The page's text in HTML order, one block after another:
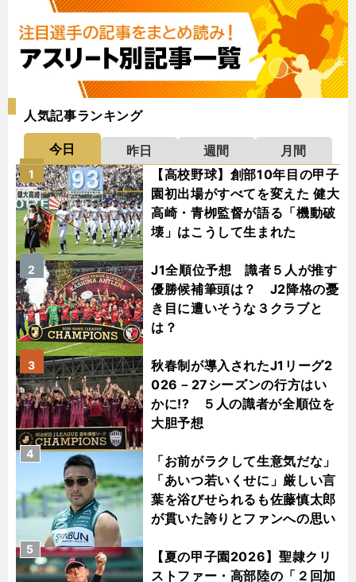
人気記事ランキング
今日 昨日 週間
月間
【高校野球】創部10年目の甲子
園初出場がすべてを変えた 健大
高崎・青栁監督が語る「機動破
壊」はこうして生まれた
1
J1全順位予想 識者５人が推す
優勝候補筆頭は？ J2降格の憂
き目に遭いそうな３クラブと
は？
2
秋春制が導入されたJ1リーグ2
026－27シーズンの行方はい
かに!? ５人の識者が全順位を
大胆予想
3
「お前がラクして生意気だな」
「あいつ若いくせに」厳しい言
葉を浴びせられるも佐藤慎太郎
が貫いた誇りとファンへの思い
4
【夏の甲子園2026】聖隷クリ
ストファー・高部陸の「２回加
5